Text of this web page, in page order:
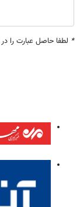
* لطفا حاصل عبارت را